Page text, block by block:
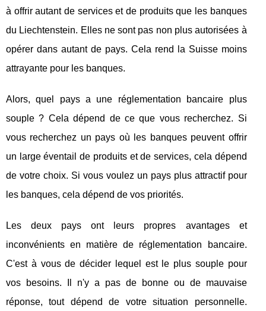
à offrir autant de services et de produits que les banques
du Liechtenstein. Elles ne sont pas non plus autorisées à
opérer dans autant de pays. Cela rend la Suisse moins
attrayante pour les banques.
Alors, quel pays a une réglementation bancaire plus
souple ? Cela dépend de ce que vous recherchez. Si
vous recherchez un pays où les banques peuvent offrir
un large éventail de produits et de services, cela dépend
de votre choix. Si vous voulez un pays plus attractif pour
les banques, cela dépend de vos priorités.
Les deux pays ont leurs propres avantages et
inconvénients en matière de réglementation bancaire.
C'est à vous de décider lequel est le plus souple pour
vos besoins. Il n'y a pas de bonne ou de mauvaise
réponse, tout dépend de votre situation personnelle.